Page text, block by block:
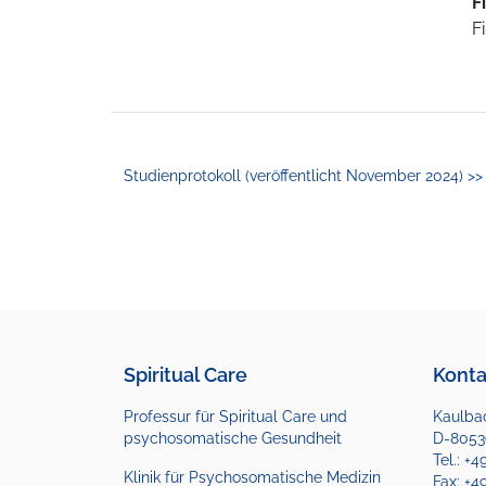
Studienprotokoll (veröffentlicht November 2024) >>
Spiritual Care
Professur für Spiritual Care und
psychosomatische Gesundheit
Klinik für Psychosomatische Medizin
D-
Tel.:
Fax: